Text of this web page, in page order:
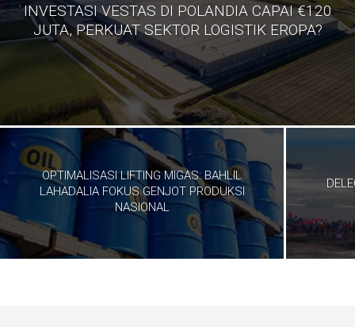
INVESTASI VESTAS DI POLANDIA CAPAI €120
JUTA, PERKUAT SEKTOR LOGISTIK EROPA?
OPTIMALISASI LIFTING MIGAS: BAHLIL
LAHADALIA FOKUS GENJOT PRODUKSI
NASIONAL